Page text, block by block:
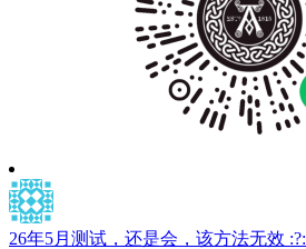
26年5月测试，还是会，该方法无效 :?: